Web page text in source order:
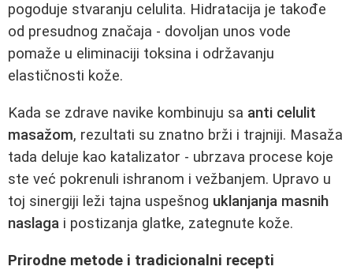
pogoduje stvaranju celulita. Hidratacija je takođe
od presudnog značaja - dovoljan unos vode
pomaže u eliminaciji toksina i održavanju
elastičnosti kože.
Kada se zdrave navike kombinuju sa anti celulit
masažom, rezultati su znatno brži i trajniji. Masaža
tada deluje kao katalizator - ubrzava procese koje
ste već pokrenuli ishranom i vežbanjem. Upravo u
toj sinergiji leži tajna uspešnog uklanjanja masnih
naslaga i postizanja glatke, zategnute kože.
Prirodne metode i tradicionalni recepti